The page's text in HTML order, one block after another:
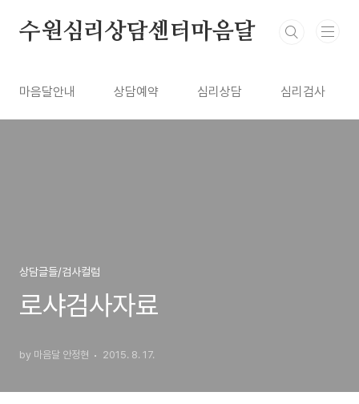
수원심리상담센터마음달
마음달안내 상담예약 심리상담 심리검사
상담글들/검사컬럼
로샤검사자료
by 마음달 안정현 2015. 8. 17.